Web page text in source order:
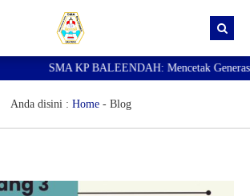
SMA KP BALEENDAH: Mencetak Generasi
Anda disini : Home- Blog